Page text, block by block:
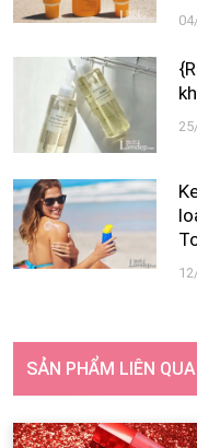
SẢN PHẨM LIÊN